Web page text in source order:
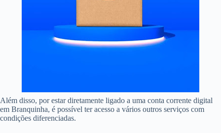
Além disso, por estar diretamente ligado a uma conta corrente digital
em Branquinha, é possível ter acesso a vários outros serviços com
condições diferenciadas.